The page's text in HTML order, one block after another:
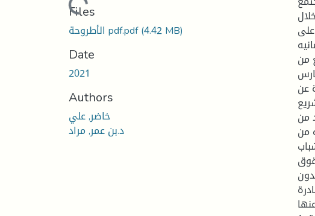
Loading...
Files
الأطروحة pdf.pdf(4.42 MB)
Date
2021
Authors
خاضر, علي
د.بن عمر, مراد
من
عن
من
من
.